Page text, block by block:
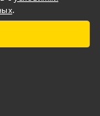
.